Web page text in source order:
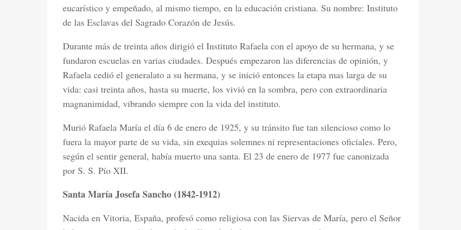
eucarístico y empeñado, al mismo tiempo, en la educación cristiana. Su nombre: Instituto
de las Esclavas del Sagrado Corazón de Jesús.
Durante más de treinta años dirigió el Instituto Rafaela con el apoyo de su hermana, y se
fundaron escuelas en varias ciudades. Después empezaron las diferencias de opinión, y
Rafaela cedió el generalato a su hermana, y se inició entonces la etapa mas larga de su
vida: casi treinta años, hasta su muerte, los vivió en la sombra, pero con extraordinaria
magnanimidad, vibrando siempre con la vida del instituto.
Murió Rafaela María el día 6 de enero de 1925, y su tránsito fue tan silencioso como lo
fuera la mayor parte de su vida, sin exequias solemnes ni representaciones oficiales. Pero,
según el sentir general, había muerto una santa. El 23 de enero de 1977 fue canonizada
por S. S. Pío XII.
Santa María Josefa Sancho (1842-1912)
Nacida en Vitoria, España, profesó como religiosa con las Siervas de María, pero el Señor